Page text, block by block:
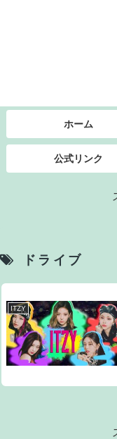
ホーム
公式リンク
ドライブ
ITZY